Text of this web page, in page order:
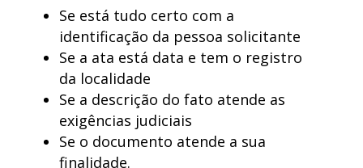
Se está tudo certo com a
identificação da pessoa solicitante
Se a ata está data e tem o registro
da localidade
Se a descrição do fato atende as
exigências judiciais
Se o documento atende a sua
finalidade.